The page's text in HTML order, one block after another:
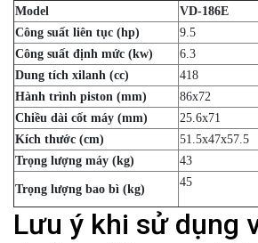
Model
VD-186E
Công suất liên tục (hp)
9.5
Công suất định mức (kw)
6.3
Dung tích xilanh (cc)
418
Hành trình piston (mm)
86x72
Chiều dài cốt máy (mm)
25.6x71
Kích thước (cm)
51.5x47x57.5
Trọng lượng máy (kg)
43
Trọng lượng bao bì (kg)
45
Lưu ý khi sử dụng